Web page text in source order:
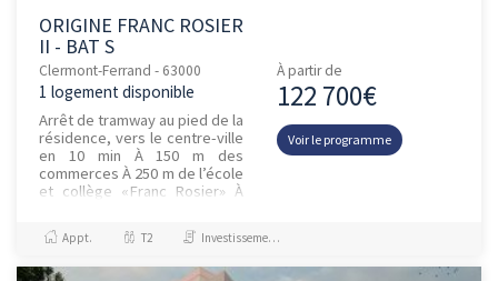
ORIGINE FRANC ROSIER
II - BAT S
Clermont-Ferrand - 63000
1 logement disponible
Arrêt de tramway au pied de la
résidence, vers le centre-ville
en 10 min À 150 m des
commerces À 250 m de l’école
et collège «Franc Rosier» À
Michelin
À partir de
122 700€
Voir le programme
Appt. T2 Investissement et Défiscalisation